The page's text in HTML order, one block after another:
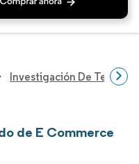
Investigación De
de E Commerce